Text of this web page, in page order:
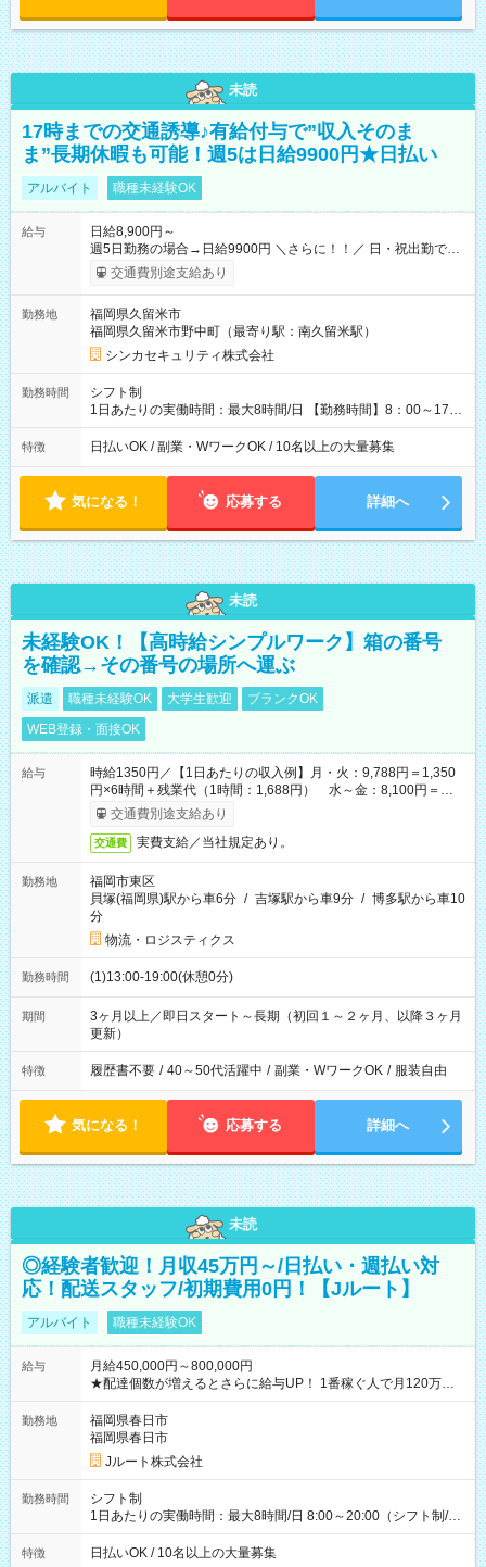
未読
17時までの交通誘導♪有給付与で”収入そのま
ま”長期休暇も可能！週5は日給9900円★日払い
アルバイト 職種未経験OK
給与
日給8,900円～
週5日勤務の場合→日給9900円 ＼さらに！！／ 日・祝出勤で＋
1，000円/日 になります♪ ◆交通費支給あり ※規定あり ◆賞与
あり ※規定あり ◆資格手当あり ◆最大15万円の定着支援制度
以上の社員に月1万円 ※有給休暇を除く ◆ファミリーサポート
あり ┗障害をもつ子を育てる社員に月1万円 ◆チャイルドサポー
トプランあり ┗自身/妻が不妊治療をしている社員に対し、 特
別休暇と治療費の補助 【試用期間】試用期間あり 試用期間の長
さ：3ヶ月 雇用形態、給与は本採用時と同じです。
交通費別途支給あり
勤務地
福岡県久留米市
福岡県久留米市野中町（最寄り駅：南久留米駅）
シンカセキュリティ株式会社
勤務時間
シフト制
1日あたりの実働時間：最大8時間/日 【勤務時間】8：00～17：
00 実働8時間／休憩1時間 ☆週2日～勤務OK！ ☆残業少なめ
（月平均1～5時間） 週4日以上働ける方は 3か月以内の短期間勤
特徴 日払いOK / 副業・WワークOK / 10名以上の大量募集
気になる！ 応募する 詳細へ
未読
未経験OK！【高時給シンプルワーク】箱の番号
を確認→その番号の場所へ運ぶ
派遣 職種未経験OK 大学生歓迎
ブランクOK
WEB登録・面接OK
給与
時給1350円／【1日あたりの収入例】月・火：9,788円＝1,350
円×6時間＋残業代（1時間：1,688円） 水～金：8,100円＝
1,350円×6時間
交通費別途支給あり
交通費 実費支給／当社規定あり。
勤務地
福岡市東区
貝塚(福岡県)駅から車6分 / 吉塚駅から車9分 / 博多駅から車10
分
物流・ロジスティクス
勤務時間 (1)13:00-19:00(休憩0分)
期間
3ヶ月以上／即日スタート～長期（初回１～２ヶ月、以降３ヶ月
更新）
特徴 履歴書不要 / 40～50代活躍中 / 副業・WワークOK / 服装自由
気になる！ 応募する 詳細へ
未読
◎経験者歓迎！月収45万円～/日払い・週払い対
応！配送スタッフ/初期費用0円！【Jルート】
アルバイト 職種未経験OK
給与
月給450,000円～800,000円
★配達個数が増えるとさらに給与UP！ 1番稼ぐ人で月120万ほ
ど！ ・主要都市エリア 月収55万円／週5日稼働 月収65万~112
万円／週6日稼働 ・地方郊外エリア 月収40万円／週5日稼働 月
収40万円~50万円／週6日稼働 ＜モデルイメージ＞ ■月収50万
円 (27歳男性/江東区在住)※元建築関係 1日150個配達×25日勤務
(日休み) ■月収80万円(43歳男性/墨田区在住)※元営業 1日200個
勤務地
福岡県春日市
福岡県春日市
Jルート株式会社
勤務時間
シフト制
1日あたりの実働時間：最大8時間/日 8:00～20:00（シフト制/実
働8時間） ※週5日勤務（場所次第では週4も有り） ※配達状況
によって時間外での勤務可能性有り ※案件により多少の前後あ
特徴 日払いOK / 10名以上の大量募集